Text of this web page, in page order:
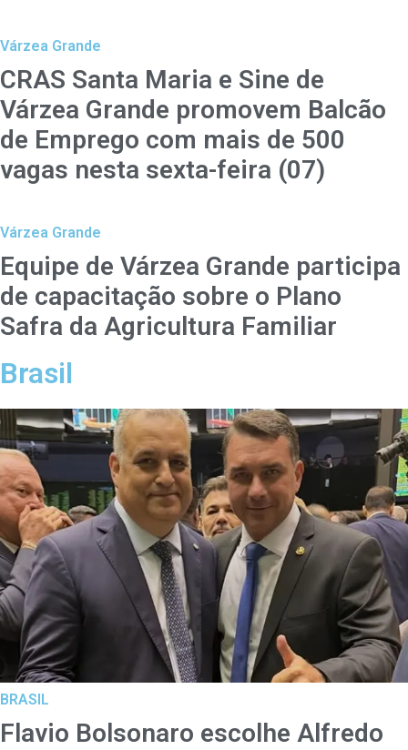
Várzea Grande
CRAS Santa Maria e Sine de
Várzea Grande promovem Balcão
de Emprego com mais de 500
vagas nesta sexta-feira (07)
Várzea Grande
Equipe de Várzea Grande participa
de capacitação sobre o Plano
Safra da Agricultura Familiar
Brasil
BRASIL
Flavio Bolsonaro escolhe Alfredo